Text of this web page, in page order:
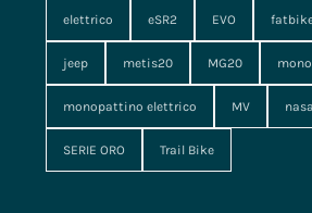
elettrico eSR2 EVO
jeep metis20 MG20
monopattino elettrico MV nasa
SERIE ORO Trail Bike